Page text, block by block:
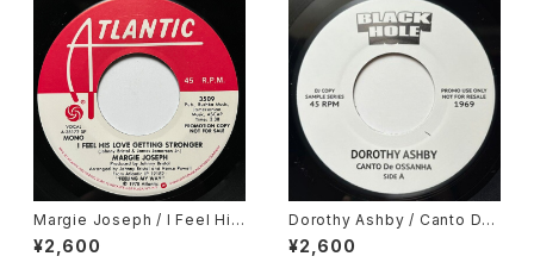
Margie Joseph / I Feel His
Love Getting Stronger
¥2,600
Dorothy Ashby / Canto De
Ossanha, Cause I Need It
¥2,600